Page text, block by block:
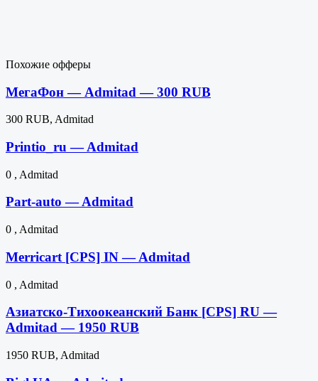
Похожие офферы
МегаФон — Admitad — 300 RUB
300 RUB, Admitad
Printio_ru — Admitad
0 , Admitad
Part-auto — Admitad
0 , Admitad
Merricart [CPS] IN — Admitad
0 , Admitad
Азиатско-Тихоокеанский Банк [CPS] RU —
Admitad — 1950 RUB
1950 RUB, Admitad